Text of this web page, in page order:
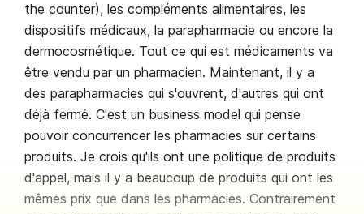
the counter), les compléments alimentaires, les
dispositifs médicaux, la parapharmacie ou encore la
dermocosmétique. Tout ce qui est médicaments va
être vendu par un pharmacien. Maintenant, il y a
des parapharmacies qui s'ouvrent, d'autres qui ont
déjà fermé. C'est un business model qui pense
pouvoir concurrencer les pharmacies sur certains
produits. Je crois qu'ils ont une politique de produits
d'appel, mais il y a beaucoup de produits qui ont les
mêmes prix que dans les pharmacies. Contrairement